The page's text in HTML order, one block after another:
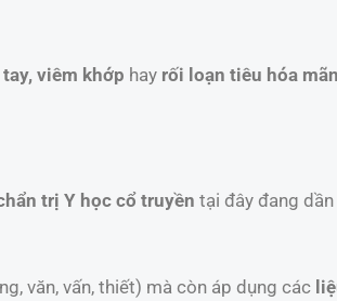
viêm khớp hay rối loạn tiêu hóa
trị Y học cổ truyền tại đây đang
văn, vấn, thiết) mà còn áp dụng các